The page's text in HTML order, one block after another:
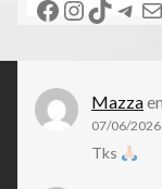
Facebook
Mazza
07/06/2026
Tks